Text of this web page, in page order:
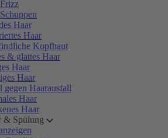
Haar
Haar
Kopfhaut
& glattes Haar
Haar
Haar
gegen Haarausfall
Haar
Haar
& Spülung